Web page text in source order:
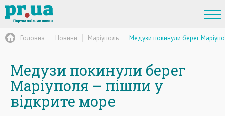
Головна Новини Маріуполь Медузи покинули берег
Медузи покинули берег
Маріуполя – пішли у
відкрите море